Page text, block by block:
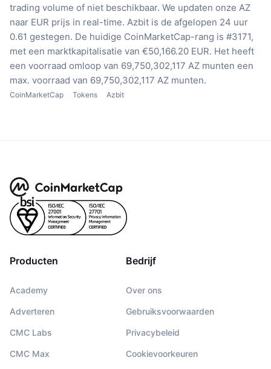
trading volume of niet beschikbaar. We updaten onze AZ
naar EUR prijs in real-time. Azbit is de afgelopen 24 uur
0.61 gestegen. De huidige CoinMarketCap-rang is #3171,
met een marktkapitalisatie van €50,166.20 EUR. Het heeft
een voorraad omloop van 69,750,302,117 AZ munten een
max. voorraad van 69,750,302,117 AZ munten.
CoinMarketCap Tokens Azbit
Producten
Academy
Adverteren
CMC Labs
CMC Max
Bedrijf
Over ons
Gebruiksvoorwaarden
Privacybeleid
Cookievoorkeuren